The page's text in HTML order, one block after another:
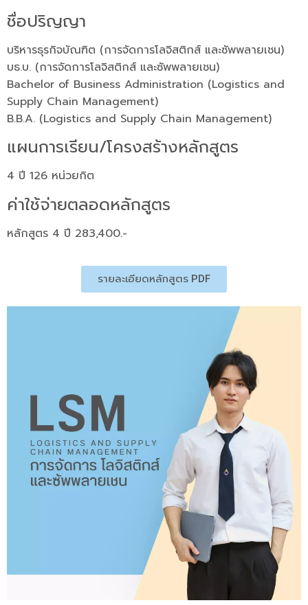
ชื่อปริญญา
บริหารธุรกิจบัณฑิต (การจัดการโลจิสติกส์ และซัพพลายเชน)
บธ.บ. (การจัดการโลจิสติกส์ และซัพพลายเชน)
Bachelor of Business Administration (Logistics and
Supply Chain Management)
B.B.A. (Logistics and Supply Chain Management)
แผนการเรียน/โครงสร้างหลักสูตร
4 ปี 126 หน่วยกิต
ค่าใช้จ่ายตลอดหลักสูตร
หลักสูตร 4 ปี 283,400.-
รายละเอียดหลักสูตร PDF